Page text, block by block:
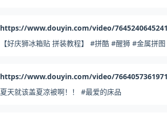
https://www.douyin.com/video/
【好庆狮冰箱贴 拼装教程】 #拼酷 #醒狮 #金属拼
https://www.douyin.com/video/
夏天就该盖夏凉被啊！！ #最爱的床品